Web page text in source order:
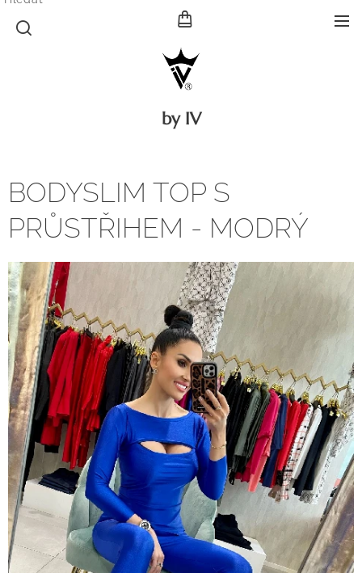
by IV
BODYSLIM TOP S
PRŮSTŘIHEM - MODRÝ